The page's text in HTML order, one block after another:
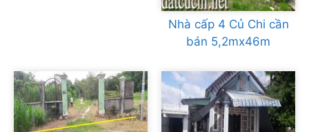
Nhà cấp 4 Củ Chi cần
bán 5,2mx46m